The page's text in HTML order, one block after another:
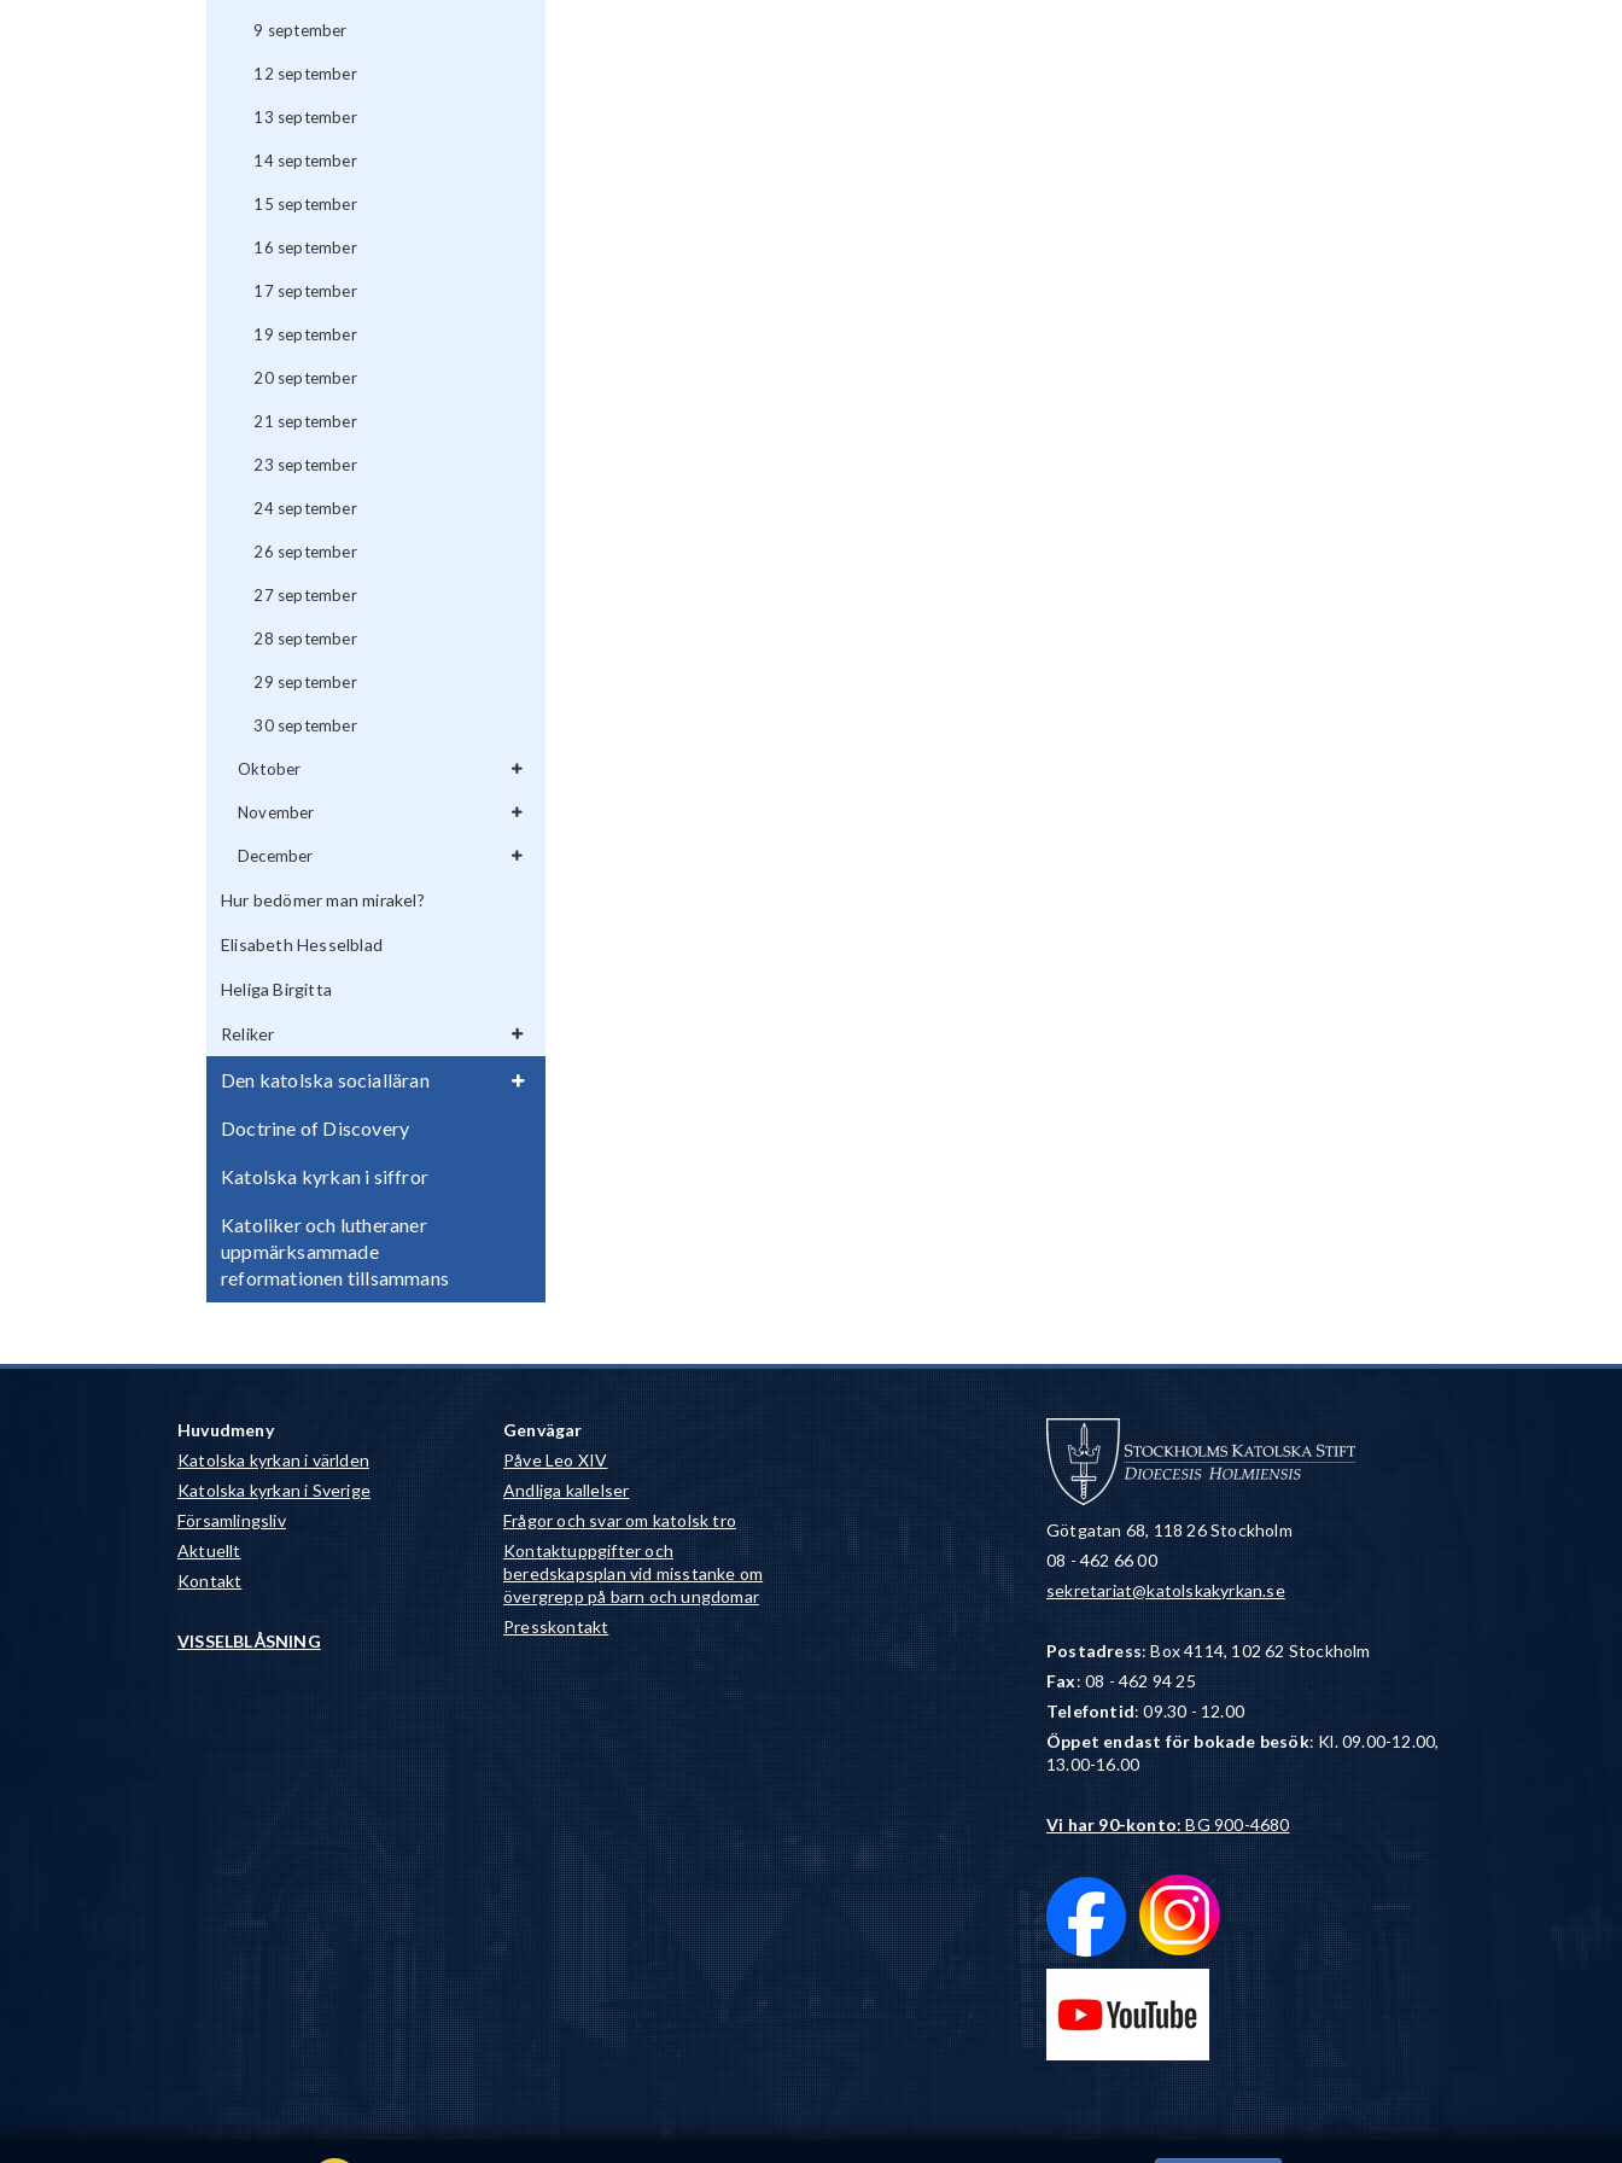
9 september
12 september
13 september
14 september
15 september
16 september
17 september
19 september
20 september
21 september
23 september
24 september
26 september
27 september
28 september
29 september
30 september
Oktober
November
December
Hur bedömer man mirakel?
Elisabeth Hesselblad
Heliga Birgitta
Reliker
Den katolska socialläran
Doctrine of Discovery
Katolska kyrkan i siffror
Katoliker och lutheraner
uppmärksammade
reformationen tillsammans
Huvudmeny
Katolska kyrkan i världen
Katolska kyrkan i Sverige
Församlingsliv
Aktuellt
Kontakt
VISSELBLÅSNING
Genvägar
Påve Leo XIV
Andliga kallelser
Frågor och svar om katolsk tro
Kontaktuppgifter och
beredskapsplan vid misstanke om
övergrepp på barn och ungdomar
Presskontakt
Götgatan 68, 118 26 Stockholm
08 - 462 66 00
sekretariat@katolskakyrkan.se
Postadress: Box 4114, 102 62 Stockholm
Fax: 08 - 462 94 25
Telefontid: 09.30 - 12.00
Öppet endast för bokade besök: Kl. 09.00-12.00,
13.00-16.00
Vi har 90-konto: BG 900-4680